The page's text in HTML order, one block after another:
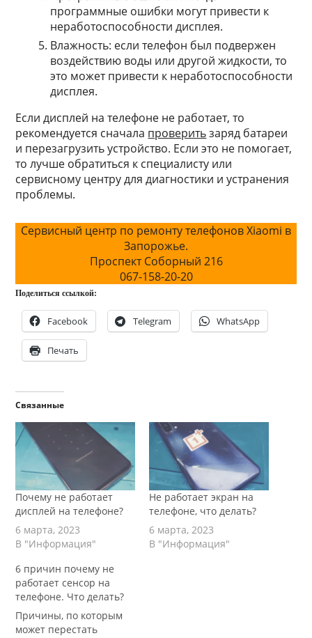
программные ошибки могут привести к
неработоспособности дисплея.
Влажность: если телефон был подвержен
воздействию воды или другой жидкости, то
это может привести к неработоспособности
дисплея.
Если дисплей на телефоне не работает, то
рекомендуется сначала проверитьзаряд батареи
и перезагрузить устройство. Если это не помогает,
то лучше обратиться к специалисту или
сервисному центру для диагностики и устранения
проблемы.
Сервисный центр по ремонту телефонов Xiaomi в
Запорожье.
Проспект Соборный 216
067-158-20-20
Поделиться ссылкой:
Facebook Telegram WhatsApp
Печать
Связанные
Почему не работает
дисплей на телефоне?
6 марта, 2023
В "Информация"
Не работает экран на
телефоне, что делать?
6 марта, 2023
В "Информация"
6 причин почему не
работает сенсор на
телефоне. Что делать?
Причины, по которым
может перестать